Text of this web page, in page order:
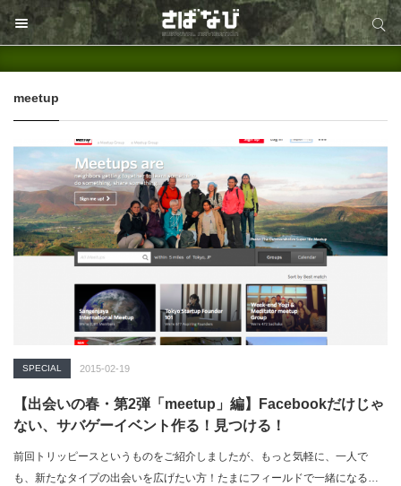
サイト内検索
meetup
SPECIAL 2015-02-19
【出会いの春・第2弾「meetup」編】Facebookだけじゃ
ない、サバゲーイベント作る！見つける！
前回トリッピースというものをご紹介しましたが、もっと気軽に、一人で
も、新たなタイプの出会いを広げたい方！たまにフィールドで一緒になる外
サイト内検索